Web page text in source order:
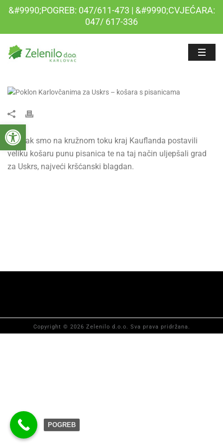
Open toolbar
&#9990;POGREB: 047/611-473 | &#9990;CVJEĆARA:
047/ 617-336
U petak smo na kružnom toku kraj Kauflanda postavili
veliku košaru punu pisanica te na taj način uljepšali grad
za Uskrs, najveći kršćanski blagdan.
Copyright © 2026 Zelenilo d.o.o. Sva prava pridržana.
POGREB